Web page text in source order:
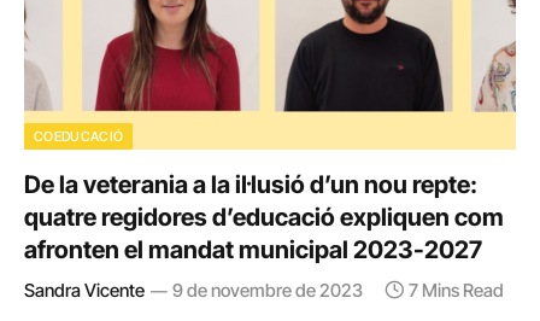
COEDUCACIÓ
De la veterania a la il·lusió d’un nou repte:
quatre regidores d’educació expliquen com
afronten el mandat municipal 2023-2027
Sandra Vicente 9 de novembre de 2023 7 Mins Read